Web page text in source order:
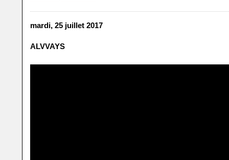
mardi, 25 juillet 2017
ALVVAYS